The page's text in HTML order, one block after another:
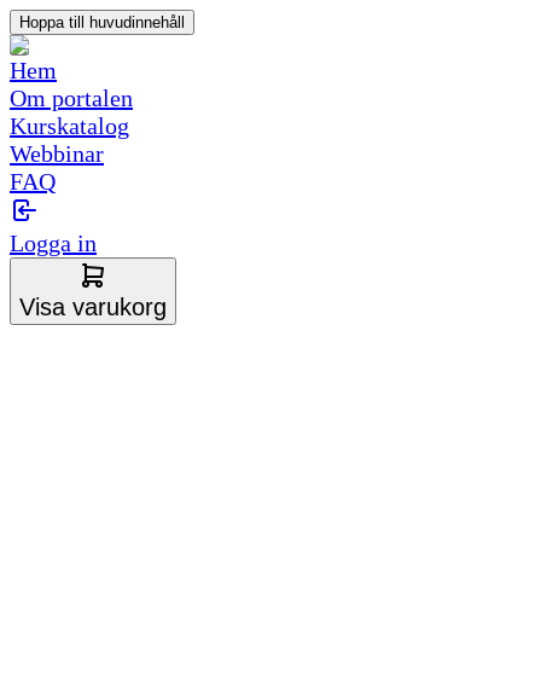
Hoppa till huvudinnehåll
Hem
Om portalen
Kurskatalog
Webbinar
FAQ
Logga in
Visa varukorg